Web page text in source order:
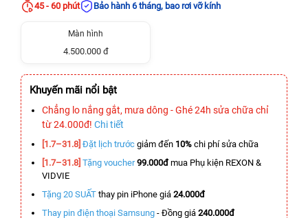
45 - 60 phút
Bảo hành 6 tháng, bao rơi vỡ kính
Màn hình
4.500.000 đ
Khuyến mãi nổi bật
Chẳng lo nắng gắt, mưa dông - Ghé 24h sửa chữa chỉ
từ 24.000đ! Chi tiết
[1.7–31.8] Đặt lịch trước giảm đến 10% chi phí sửa chữa
[1.7–31.8] Tặng voucher 99.000đmua Phụ kiện REXON &
VIDVIE
Tặng 20 SUẤT thay pin iPhone giá 24.000đ
Thay pin điện thoại Samsung - Đồng giá 240.000đ